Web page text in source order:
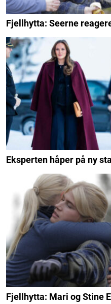
Fjellhytta: Seerne
Eksperten håper på ny
Fjellhytta: Mari og Stine